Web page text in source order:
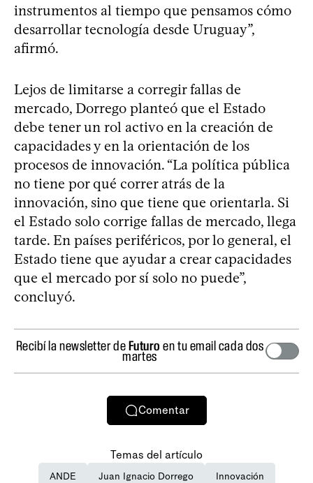
instrumentos al tiempo que pensamos cómo
desarrollar tecnología desde Uruguay”,
afirmó.
Lejos de limitarse a corregir fallas de
mercado, Dorrego planteó que el Estado
debe tener un rol activo en la creación de
capacidades y en la orientación de los
procesos de innovación. “La política pública
no tiene por qué correr atrás de la
innovación, sino que tiene que orientarla. Si
el Estado solo corrige fallas de mercado, llega
tarde. En países periféricos, por lo general, el
Estado tiene que ayudar a crear capacidades
que el mercado por sí solo no puede”,
concluyó.
Recibí la newsletter deFuturo en tu email cada dos
martes
Comentar
Temas del artículo
ANDE Juan Ignacio Dorrego Innovación